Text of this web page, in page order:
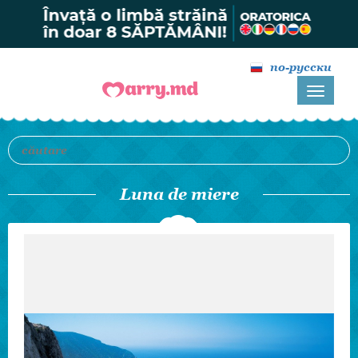
по-русски
Luna de miere